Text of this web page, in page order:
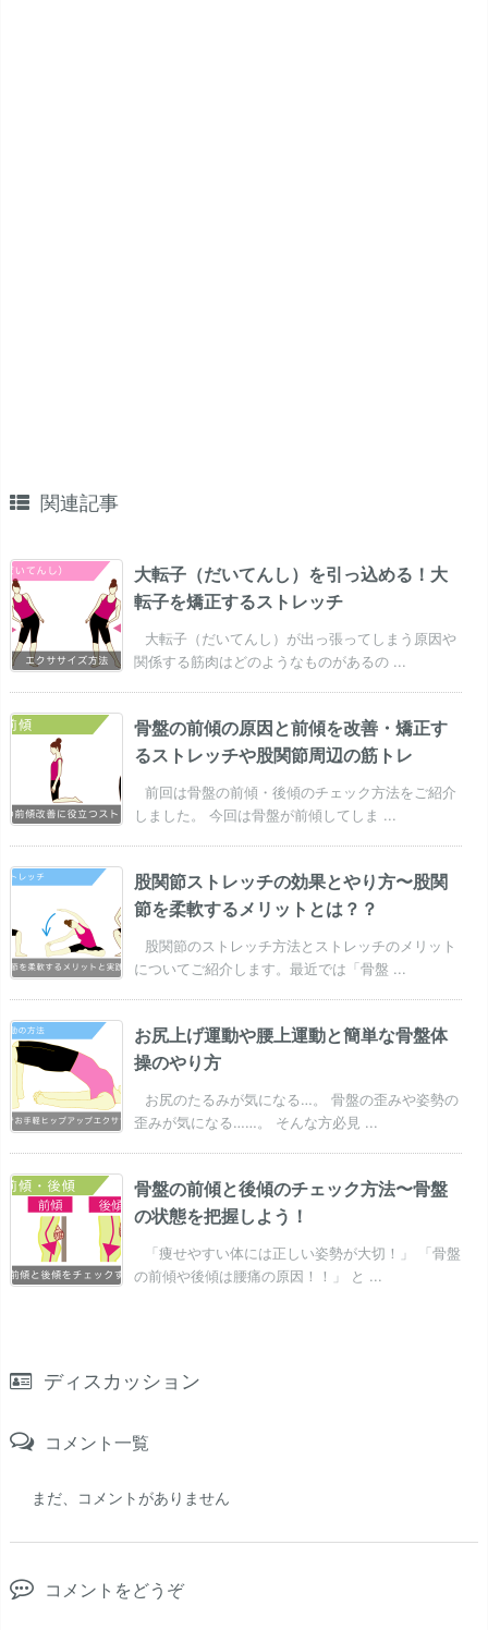
関連記事
大転子（だいてんし）を引っ込める！大
転子を矯正するストレッチ
大転子（だいてんし）が出っ張ってしまう原因や
関係する筋肉はどのようなものがあるの ...
骨盤の前傾の原因と前傾を改善・矯正す
るストレッチや股関節周辺の筋トレ
前回は骨盤の前傾・後傾のチェック方法をご紹介
しました。 今回は骨盤が前傾してしま ...
股関節ストレッチの効果とやり方〜股関
節を柔軟するメリットとは？？
股関節のストレッチ方法とストレッチのメリット
についてご紹介します。最近では「骨盤 ...
お尻上げ運動や腰上運動と簡単な骨盤体
操のやり方
お尻のたるみが気になる…。 骨盤の歪みや姿勢の
歪みが気になる……。 そんな方必見 ...
骨盤の前傾と後傾のチェック方法〜骨盤
の状態を把握しよう！
「痩せやすい体には正しい姿勢が大切！」 「骨盤
の前傾や後傾は腰痛の原因！！」 と ...
ディスカッション
コメント一覧
まだ、コメントがありません
コメントをどうぞ